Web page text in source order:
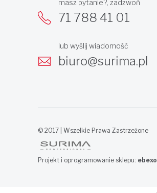
masz pytanie?, zadzwoń
71 788 41 01
lub wyślij wiadomość
biuro@surima.pl
© 2017 | Wszelkie Prawa Zastrzeżone
Projekt i oprogramowanie sklepu: ebexo